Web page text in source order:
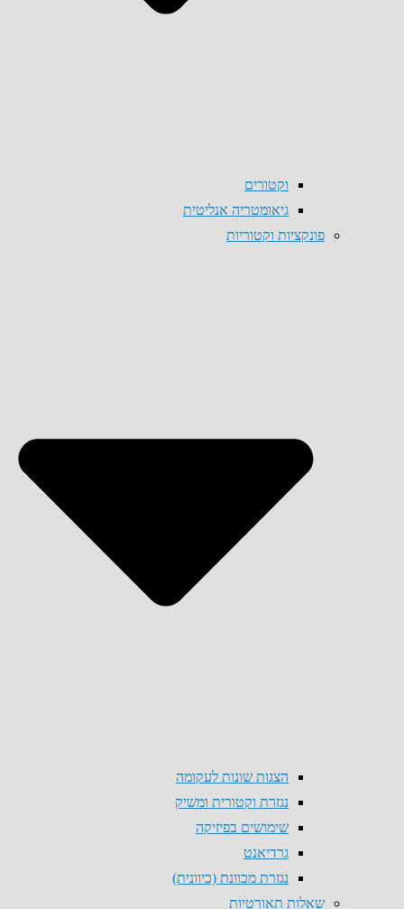
וקטורים
גיאומטריה אנליטית
פונקציות וקטוריות
הצגות שונות לעקומה
נגזרת וקטורית ומשיק
שימושים בפיזיקה
גרדיאנט
נגזרת מכוונת (כיוונית)
שאלות תאורטיות